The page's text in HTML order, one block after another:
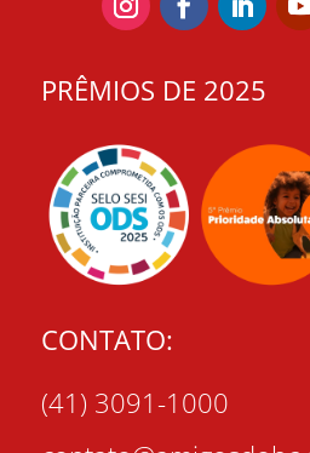
PRÊMIOS DE 2025
CONTATO:
(41) 3091-1000